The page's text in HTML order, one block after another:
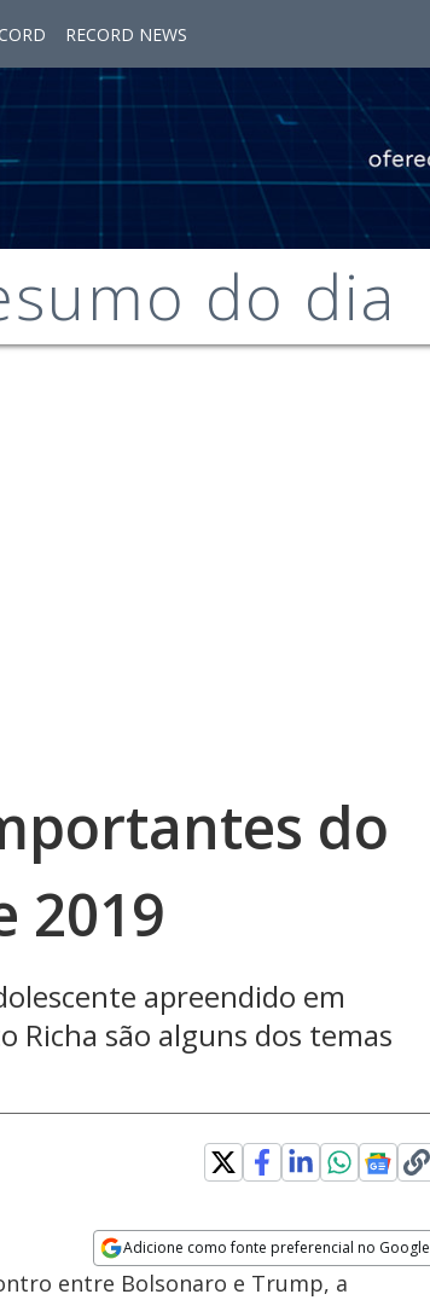
RECORD NEWS
do dia
do
2019
apreendido em
Richa são alguns dos temas
Adicione como fonte preferencial no Google
Opens in new window
entre Bolsonaro e Trump, a